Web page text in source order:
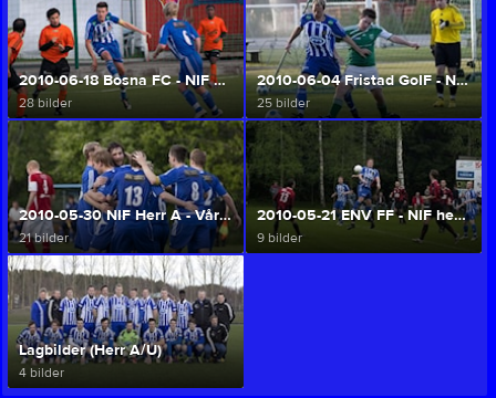
2010-06-18 Bosna FC - NIF Herr A (Herr A/U)
28 bilder
2010-06-04 Fristad GoIF - NIF Herr A (Herr A/U)
25 bilder
2010-05-30 NIF Herr A - Vårgårda IK (Herr A/U)
21 bilder
2010-05-21 ENV FF - NIF herr A (Herr A/U)
9 bilder
Lagbilder (Herr A/U)
4 bilder